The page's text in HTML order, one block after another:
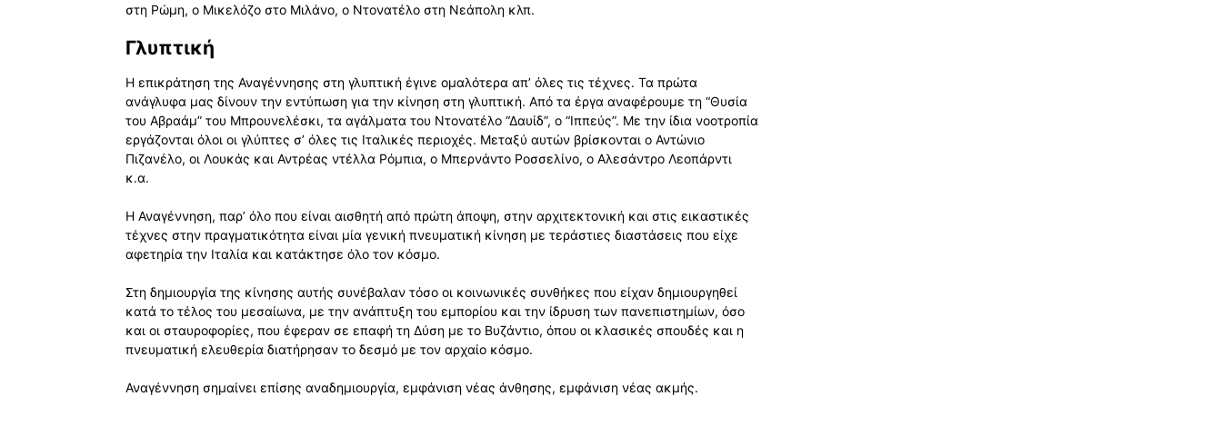
στη Ρώμη, ο Μικελόζο στο Μιλάνο, ο Ντονατέλο στη Νεάπολη κλπ.
Γλυπτική
Η επικράτηση της Αναγέννησης στη γλυπτική έγινε ομαλότερα απ’ όλες τις τέχνες. Τα πρώτα
ανάγλυφα μας δίνουν την εντύπωση για την κίνηση στη γλυπτική. Από τα έργα αναφέρουμε τη “Θυσία
του Αβραάμ” του Μπρουνελέσκι, τα αγάλματα του Ντονατέλο “Δαυίδ”, ο “Ιππεύς”. Με την ίδια νοοτροπία
εργάζονται όλοι οι γλύπτες σ’ όλες τις Ιταλικές περιοχές. Μεταξύ αυτών βρίσκονται ο Αντώνιο
Πιζανέλο, οι Λουκάς και Αντρέας ντέλλα Ρόμπια, ο Μπερνάντο Ροσσελίνο, ο Αλεσάντρο Λεοπάρντι
κ.α.
Η Αναγέννηση, παρ’ όλο που είναι αισθητή από πρώτη άποψη, στην αρχιτεκτονική και στις εικαστικές
τέχνες στην πραγματικότητα είναι μία γενική πνευματική κίνηση με τεράστιες διαστάσεις που είχε
αφετηρία την Ιταλία και κατάκτησε όλο τον κόσμο.
Στη δημιουργία της κίνησης αυτής συνέβαλαν τόσο οι κοινωνικές συνθήκες που είχαν δημιουργηθεί
κατά το τέλος του μεσαίωνα, με την ανάπτυξη του εμπορίου και την ίδρυση των πανεπιστημίων, όσο
και οι σταυροφορίες, που έφεραν σε επαφή τη Δύση με το Βυζάντιο, όπου οι κλασικές σπουδές και η
πνευματική ελευθερία διατήρησαν το δεσμό με τον αρχαίο κόσμο.
Αναγέννηση σημαίνει επίσης αναδημιουργία, εμφάνιση νέας άνθησης, εμφάνιση νέας ακμής.